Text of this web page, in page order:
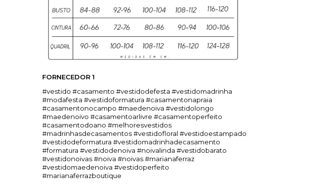
FORNECEDOR 1
#vestido #casamento #vestidodefesta #vestidomadrinha
#modafesta #vestidoformatura #casamentonapraia
#casamentonocampo #maedenoiva #vestidolongo
#maedenoivo #casamentoarlivre #casamentoperfeito
#casamentodoano #melhoresvestidos
#madrinhasdecasamentos #vestidofloral #vestidoestampado
#vestidodeformatura #vestidomadrinhadecasamento
#formatura #vestidodenoiva #noivalinda #vestidobarato
#vestidonoivas #noiva #noivas #marianaferraz
#vestidomaedenoiva #vestidoperfeito
#marianaferrazboutique